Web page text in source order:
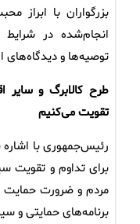
بزرگواران با ابراز
انجام‌شده در
توصیه‌ها و دیدگاه‌های
طرح کالابرگ و سایر
تقویت می‌کنیم
رئیس‌جمهوری با
برای تداوم و تقویت
مردم و ضرورت حمایت
برنامه‌های حمایتی و